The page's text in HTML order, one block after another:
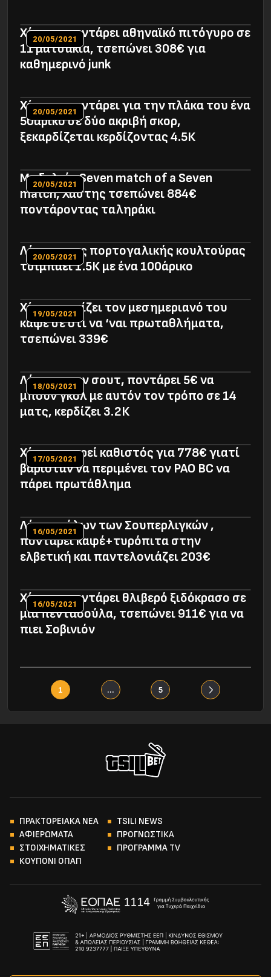
Χάστης ποντάρει αθηναϊκό πιτόγυρο σε
11 ματσάκια, τσεπώνει 308€ για
καθημερινό junk
20/05/2021
Χάστης ποντάρει για την πλάκα του ένα
50άρικο σε δύο ακριβή σκορ,
ξεκαρδίζεται κερδίζοντας 4.5Κ
20/05/2021
Με δελτίο Seven match of a Seven
match, Χάστης τσεπώνει 884€
ποντάροντας ταληράκι
20/05/2021
Λάτρης της πορτογαλικής κουλτούρας
τσιμπάει 1.5Κ με ένα 100άρικο
20/05/2021
Χάστης παίζει τον μεσημεριανό του
καφέ σε ότι να ‘ναι πρωταθλήματα,
τσεπώνει 339€
19/05/2021
Λάτρης των σουτ, ποντάρει 5€ να
μπουν γκολ με αυτόν τον τρόπο σε 14
ματς, κερδίζει 3.2Κ
18/05/2021
Χάστης ουρεί καθιστός για 778€ γιατί
βαριόταν να περιμένει τον PAO BC να
πάρει πρωτάθλημα
17/05/2021
Λάτρης όλων των Σουπερλιγκών ,
ποντάρει καφέ+τυρόπιτα στην
ελβετική και παντελονιάζει 203€
16/05/2021
Χάστης ποντάρει θλιβερό ξιδόκρασο σε
μια πενταδούλα, τσεπώνει 911€ για να
πιει Σοβινιόν
16/05/2021
1 … 5
ΠΡΑΚΤΟΡΕΙΑΚΑ ΝΕΑ
TSILI NEWS
ΑΦΙΕΡΩΜΑΤΑ
ΠΡΟΓΝΩΣΤΙΚΑ
ΣΤΟΙΧΗΜΑΤΙΚΕΣ
ΠΡΟΓΡΑΜΜΑ TV
ΚΟΥΠΟΝΙ ΟΠΑΠ